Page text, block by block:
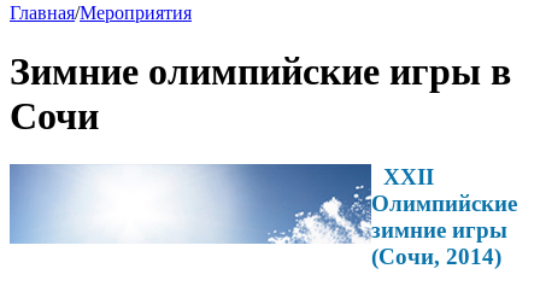
Главная/Мероприятия
Зимние олимпийские игры в
Сочи
XXII
Олимпийские
зимние игры
(Сочи, 2014)